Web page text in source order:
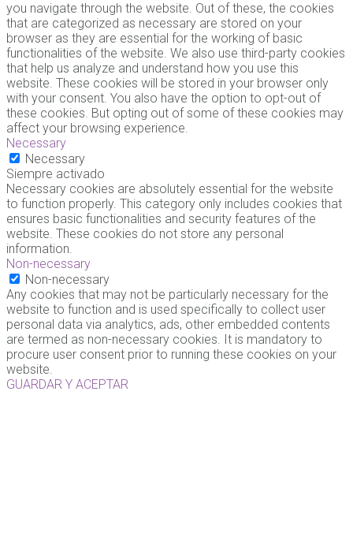
you navigate through the website. Out of these, the cookies
that are categorized as necessary are stored on your
browser as they are essential for the working of basic
functionalities of the website. We also use third-party cookies
that help us analyze and understand how you use this
website. These cookies will be stored in your browser only
with your consent. You also have the option to opt-out of
these cookies. But opting out of some of these cookies may
affect your browsing experience.
Necessary
Necessary
Siempre activado
Necessary cookies are absolutely essential for the website
to function properly. This category only includes cookies that
ensures basic functionalities and security features of the
website. These cookies do not store any personal
information.
Non-necessary
Non-necessary
Any cookies that may not be particularly necessary for the
website to function and is used specifically to collect user
personal data via analytics, ads, other embedded contents
are termed as non-necessary cookies. It is mandatory to
procure user consent prior to running these cookies on your
website.
GUARDAR Y ACEPTAR